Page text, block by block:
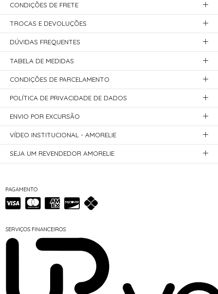
PAGAMENTO
SERVIÇOS FINANCEIROS
CONDIÇÕES DE FRETE
TROCAS E DEVOLUÇÕES
DÚVIDAS FREQUENTES
TABELA DE MEDIDAS
CONDIÇÕES DE PARCELAMENTO
POLÍTICA DE PRIVACIDADE DE DADOS
ENVIO POR EXCURSÃO
VÍDEO INSTITUCIONAL - AMORELIE
SEJA UM REVENDEDOR AMORELIE